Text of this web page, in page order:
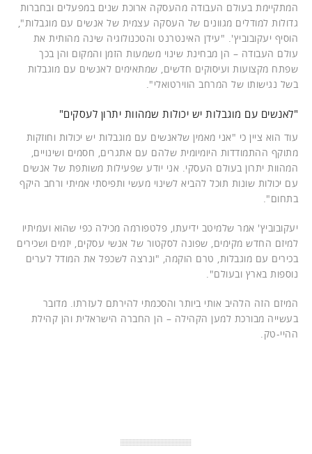
המתקיימת בעולם העבודה מהעסקה ארוכת שנים במפעלים ובחברות
גדולות למודלים מגוונים של העסקה עצמית של אנשים עם מוגבלות",
הוסיף יעקובוביץ'. "עידן האינטרנט והטכנולוגיה שינה מהותית את
עולם העבודה – הן מבחינת שינוי משמעות הזמן והמקום והן בכך
שפתח מקצועות ועיסוקים חדשים, שמתאימים לאנשים עם מוגבלות
בשל נגישותו של המרחב הווירטואלי".
"לאנשים עם מוגבלות יש יכולות שמהוות יתרון לעסקים"
עוד הוא ציין כי "אני מאמין שלאנשים עם מוגבלות יש יכולות וחוזקות
מתוקף ההתמודדות היומיומית שלהם עם אתגרים, חסמים ושינויים,
המהוות יתרון בעולם העסקי. אני יודע שפעילות משותפת של אנשים
עם יכולות שונות תוכל להביא לשינוי מעשי ותפיסתי אמיתי ורחב היקף
בתחום".
יעקובוביץ' אמר שלמיטב ידיעתו, פלטפורמה מכילה כפי שהוא ועמיתיו
למיזם החדש מקימים, שפונה לסקטור של אנשי עסקים, יזמים ושכירים
בכירים עם מוגבלות, טרם הוקמה, "ונרצה לשכפל את המודל לערים
נוספות בארץ ובעולם".
המיזם הזה הלהיב אותי ביותר והסכמתי להירתם לעזרתו. מדובר
בעשייה מבורכת למען הקהילה – הן החברה הישראלית והן קהילת
ההיי-טק.